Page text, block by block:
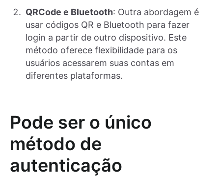
QRCode e Bluetooth: Outra abordagem é
usar códigos QR e Bluetooth para fazer
login a partir de outro dispositivo. Este
método oferece flexibilidade para os
usuários acessarem suas contas em
diferentes plataformas.
Pode ser o único
método de
autenticação